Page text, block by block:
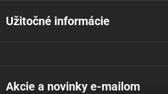
Užitočné informácie
Akcie a novinky e-mailom